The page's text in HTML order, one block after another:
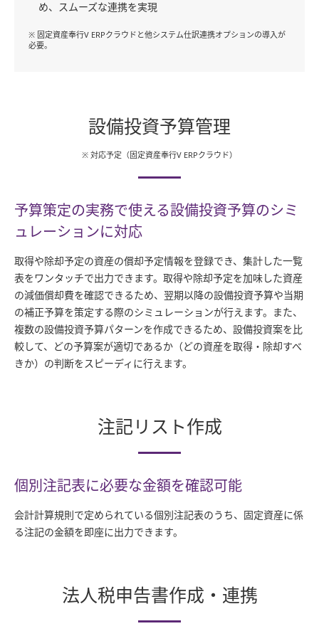
め、スムーズな連携を実現
※ 固定資産奉行V ERPクラウドと他システム仕訳連携オプションの導入が
必要。
設備投資予算管理
※ 対応予定（固定資産奉行V ERPクラウド）
予算策定の実務で使える設備投資予算のシミ
ュレーションに対応
取得や除却予定の資産の償却予定情報を登録でき、集計した一覧
表をワンタッチで出力できます。取得や除却予定を加味した資産
の減価償却費を確認できるため、翌期以降の設備投資予算や当期
の補正予算を策定する際のシミュレーションが行えます。また、
複数の設備投資予算パターンを作成できるため、設備投資案を比
較して、どの予算案が適切であるか（どの資産を取得・除却すべ
きか）の判断をスピーディに行えます。
注記リスト作成
個別注記表に必要な金額を確認可能
会計計算規則で定められている個別注記表のうち、固定資産に係
る注記の金額を即座に出力できます。
法人税申告書作成・連携